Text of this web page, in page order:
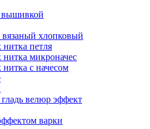
хлопковый
петля
микроначес
с начесом
велюр эффект
варки